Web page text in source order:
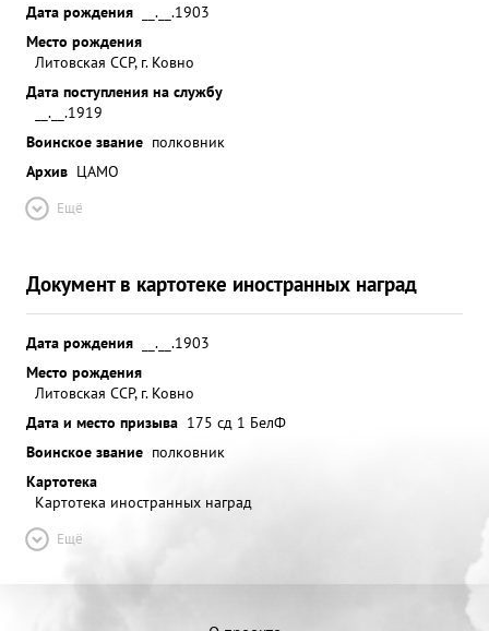
Дата рождения
__.__.1903
Место рождения
Литовская ССР, г. Ковно
Дата поступления на службу
__.__.1919
Воинское звание полковник
Архив ЦАМО
Ещё
Документ в картотеке иностранных наград
Дата рождения
__.__.1903
Место рождения
Литовская ССР, г. Ковно
Дата и место призыва 175 сд 1 БелФ
Воинское звание полковник
Картотека
Картотека иностранных наград
Ещё